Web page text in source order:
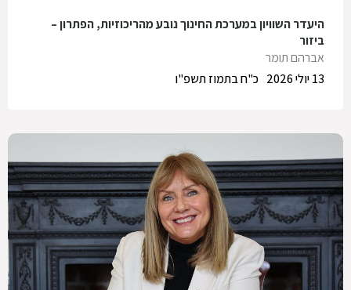
היעדר השוויון במערכת החינוך נובע מהריכוזיות, הפתרון –
ביזור
אברהם תומר
כ"ח בתמוז תשפ"ו
13 יולי 2026